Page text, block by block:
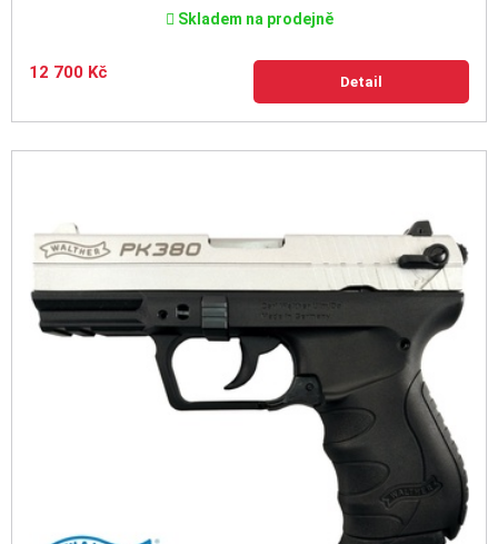
Skladem na prodejně
12 700 Kč Detail